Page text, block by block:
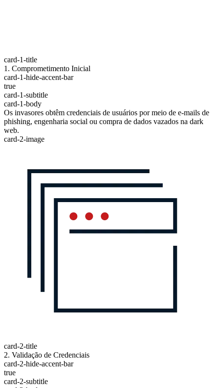
card-1-title
1. Comprometimento Inicial
card-1-hide-accent-bar
true
card-1-subtitle
card-1-body
Os invasores obtêm credenciais de usuários por meio de e-mails de
phishing, engenharia social ou compra de dados vazados na dark
web.
card-2-image
card-2-title
2. Validação de Credenciais
card-2-hide-accent-bar
true
card-2-subtitle